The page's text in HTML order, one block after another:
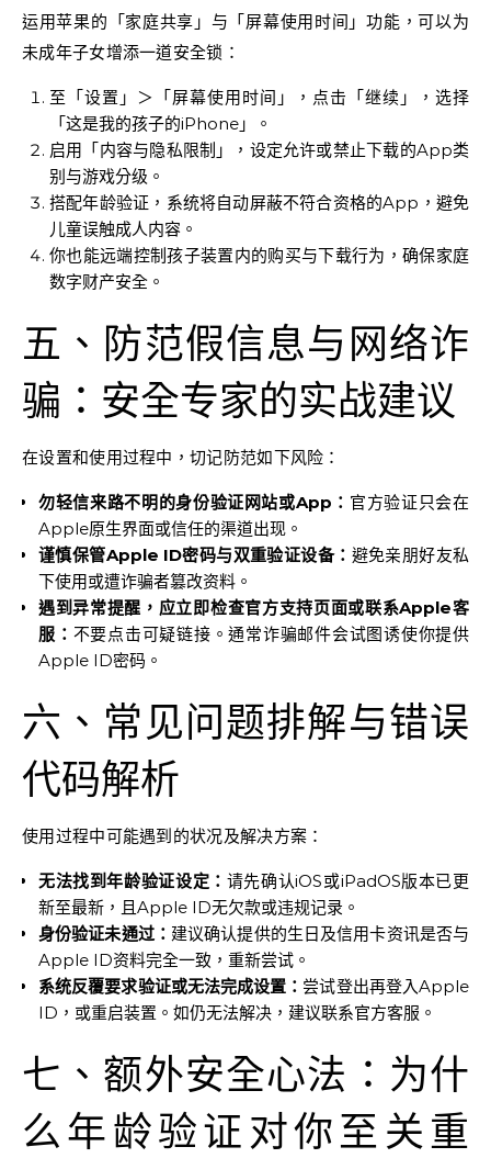
运用苹果的「家庭共享」与「屏幕使用时间」功能，可以为
未成年子女增添一道安全锁：
至「设置」＞「屏幕使用时间」，点击「继续」，选择
「这是我的孩子的iPhone」。
启用「内容与隐私限制」，设定允许或禁止下载的App类
别与游戏分级。
搭配年龄验证，系统将自动屏蔽不符合资格的App，避免
儿童误触成人内容。
你也能远端控制孩子装置内的购买与下载行为，确保家庭
数字财产安全。
五、防范假信息与网络诈
骗：安全专家的实战建议
在设置和使用过程中，切记防范如下风险：
勿轻信来路不明的身份验证网站或App： 官方验证只会在
Apple原生界面或信任的渠道出现。
谨慎保管Apple ID密码与双重验证设备： 避免亲朋好友私
下使用或遭诈骗者篡改资料。
遇到异常提醒，应立即检查官方支持页面或联系Apple客
服： 不要点击可疑链接。通常诈骗邮件会试图诱使你提供
Apple ID密码。
六、常见问题排解与错误
代码解析
使用过程中可能遇到的状况及解决方案：
无法找到年龄验证设定： 请先确认iOS或iPadOS版本已更
新至最新，且Apple ID无欠款或违规记录。
身份验证未通过： 建议确认提供的生日及信用卡资讯是否与
Apple ID资料完全一致，重新尝试。
系统反覆要求验证或无法完成设置： 尝试登出再登入Apple
ID，或重启装置。如仍无法解决，建议联系官方客服。
七、额外安全心法：为什
么年龄验证对你至关重